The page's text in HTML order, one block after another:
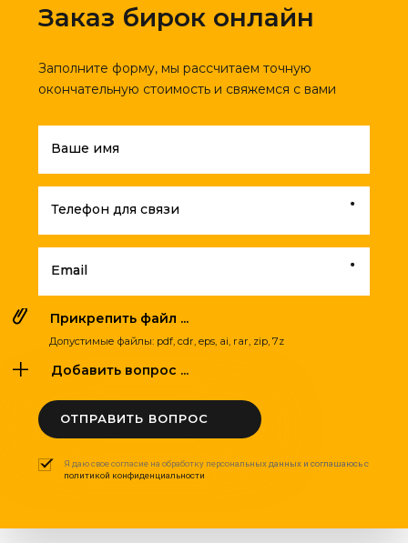
Заказ бирок онлайн
Заполните форму, мы рассчитаем точную
окончательную стоимость и свяжемся с вами
Ваше имя
Телефон для связи
Email
Прикрепить файл ...
Допустимые файлы: pdf, cdr, eps, ai, rar, zip, 7z
Добавить вопрос ...
ОТПРАВИТЬ ВОПРОС
Я даю свое согласие на обработку персональных данных и соглашаюсь с
политикой конфиденциальности